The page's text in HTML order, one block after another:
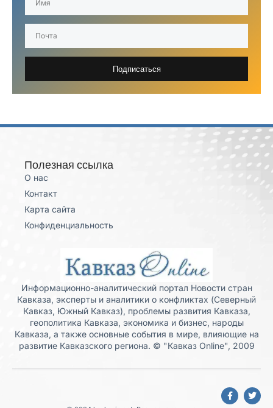
Подписаться
Полезная ссылка
О нас
Контакт
Карта сайта
Конфиденциальность
Информационно-аналитический портал Новости стран
Кавказа, эксперты и аналитики о конфликтах (Северный
Кавказ, Южный Кавказ), проблемы развития Кавказа,
геополитика Кавказа, экономика и бизнес, народы
Кавказа, а также основные события в мире, влияющие на
развитие Кавказского региона. © "Кавказ Online", 2009